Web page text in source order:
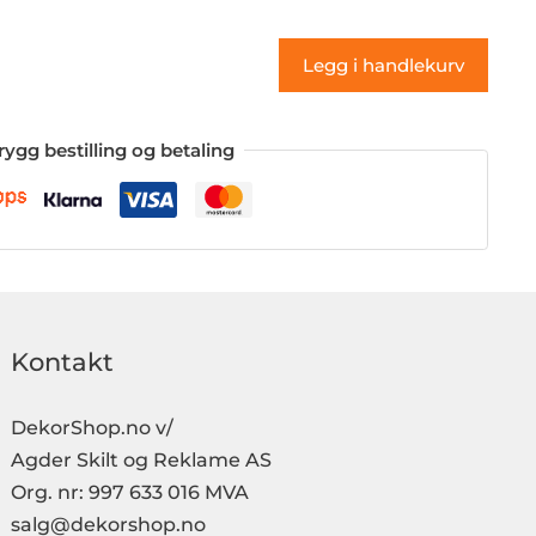
antall
Legg i handlekurv
bestilling og betaling
Kontakt
DekorShop.no v/
Agder Skilt og Reklame AS
Org. nr: 997 633 016 MVA
salg@dekorshop.no